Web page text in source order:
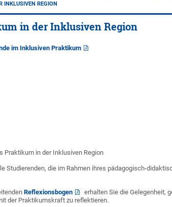
INKLUSIVEN REGION
in der Inklusiven Region
im Inklusiven Praktikum
Praktikum in der Inklusiven Region
Studierenden, die im Rahmen ihres pädagogisch-
Reflexionsbogen
erhalten Sie die Gelegenheit,
der Praktikumskraft zu reflektieren.